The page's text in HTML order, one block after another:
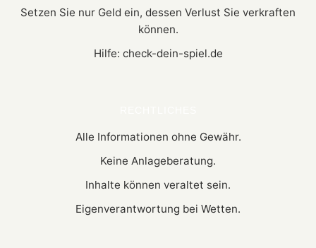
Setzen Sie nur Geld ein, dessen Verlust Sie verkraften
können.
Hilfe: check-dein-spiel.de
Alle Informationen ohne Gewähr.
Keine Anlageberatung.
Inhalte können veraltet sein.
Eigenverantwortung bei Wetten.